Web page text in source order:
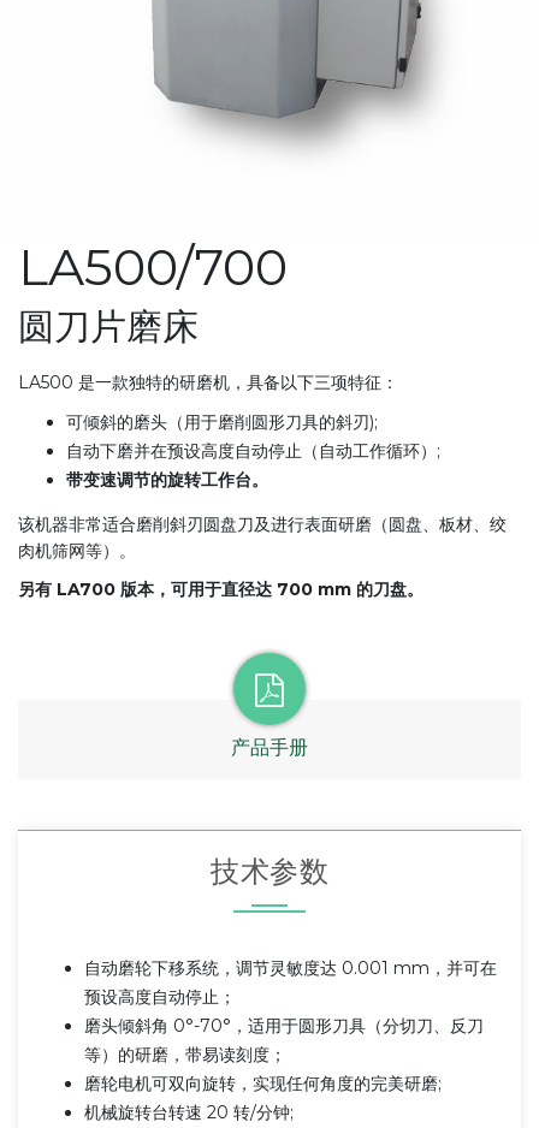
LA500/700
圆刀片磨床
LA500 是一款独特的研磨机，具备以下三项特征：
可倾斜的磨头（用于磨削圆形刀具的斜刃);
自动下磨并在预设高度自动停止（自动工作循环）;
带变速调节的旋转工作台。
该机器非常适合磨削斜刃圆盘刀及进行表面研磨（圆盘、板材、绞
肉机筛网等）。
另有 LA700 版本，可用于直径达 700 mm 的刀盘。
产品手册
技术参数
自动磨轮下移系统，调节灵敏度达 0.001 mm，并可在
预设高度自动停止；
磨头倾斜角 0°-70°，适用于圆形刀具（分切刀、反刀
等）的研磨，带易读刻度；
磨轮电机可双向旋转，实现任何角度的完美研磨;
机械旋转台转速 20 转/分钟;